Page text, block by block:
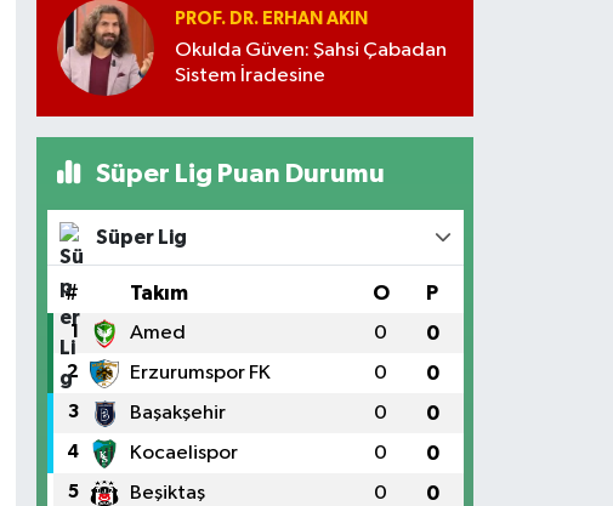
PROF. DR. ERHAN AKIN
Okulda Güven: Şahsi Çabadan
Sistem İradesine
Süper Lig Puan Durumu
Süper Lig
# Takım O P
1 Amed 0 0
2 Erzurumspor FK 0 0
3 Başakşehir 0 0
4 Kocaelispor 0 0
5 Beşiktaş 0 0